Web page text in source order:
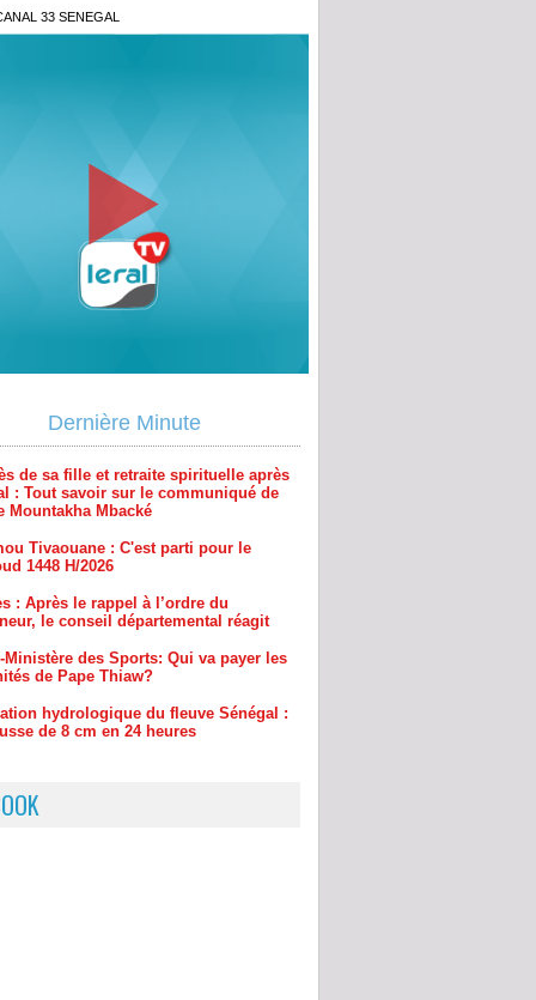
33 SENEGAL
Dernière Minute
: Tout savoir sur le communiqué de
Mountakha Mbacké
Tivaouane : C'est parti pour le
1448 H/2026
le conseil départemental réagit
de Pape Thiaw?
hydrologique du fleuve Sénégal :
de 8 cm en 24 heures